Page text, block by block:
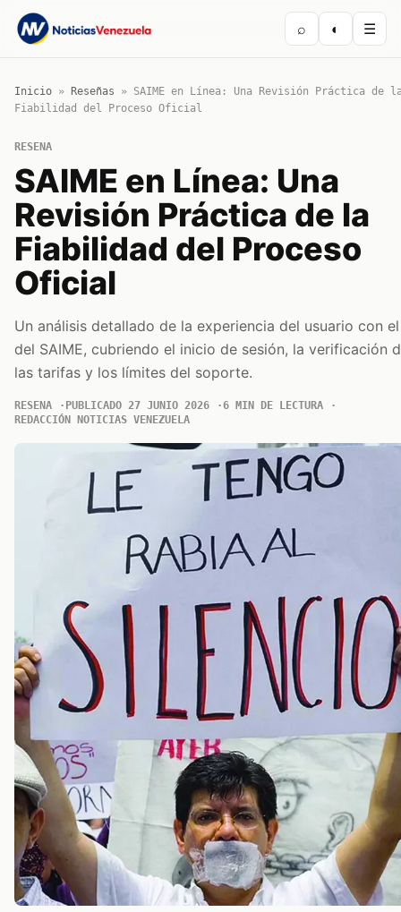
⌕ ◐ ☰
Inicio » Reseñas » SAIME en Línea: Una Revisión Práctica de
Fiabilidad del Proceso Oficial
RESENA
SAIME en Línea: Una
Revisión Práctica de la
Fiabilidad del Proceso
Oficial
Un análisis detallado de la experiencia del usuario con
del SAIME, cubriendo el inicio de sesión, la verificación
las tarifas y los límites del soporte.
RESENA PUBLICADO 27 JUNIO 2026
6 MIN DE LECTURA
REDACCIÓN NOTICIAS VENEZUELA